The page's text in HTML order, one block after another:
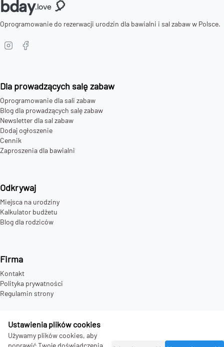
Ustawienia plików cookies
Używamy plików cookies, aby
poprawić Twoje doświadczenia.
bday.love 🎈
Oprogramowanie do rezerwacji urodzin dla bawialni i sal zabaw w Polsce.
Dla prowadzących salę zabaw
Oprogramowanie dla sali zabaw
Blog dla prowadzących salę zabaw
Newsletter dla sal zabaw
Dodaj ogłoszenie
Cennik
Zaproszenia dla bawialni
Odkrywaj
Miejsca na urodziny
Kalkulator budżetu
Blog dla rodziców
Firma
Kontakt
Polityka prywatności
Regulamin strony
2026 bday.love - all rights reserved.